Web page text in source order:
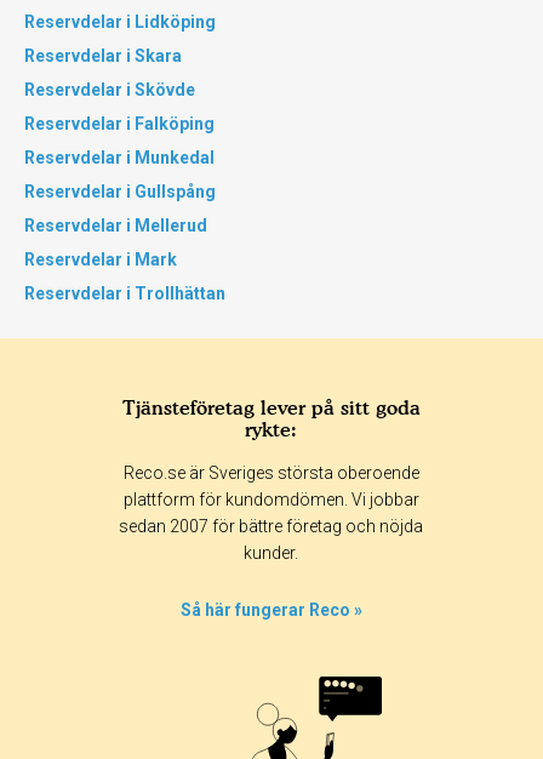
Reservdelar i Lidköping
Reservdelar i Skara
Reservdelar i Skövde
Reservdelar i Falköping
Reservdelar i Munkedal
Reservdelar i Gullspång
Reservdelar i Mellerud
Reservdelar i Mark
Reservdelar i Trollhättan
Tjänsteföretag lever på sitt goda
rykte:
Reco.se är Sveriges största oberoende
plattform för kundomdömen. Vi jobbar
sedan 2007 för bättre företag och nöjda
kunder.
Så här fungerar Reco »